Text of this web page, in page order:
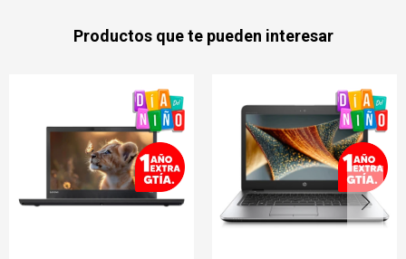
Productos que te pueden interesar